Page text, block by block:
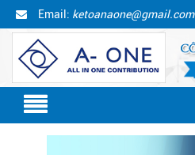
Email: ketoanaone@gmail.com